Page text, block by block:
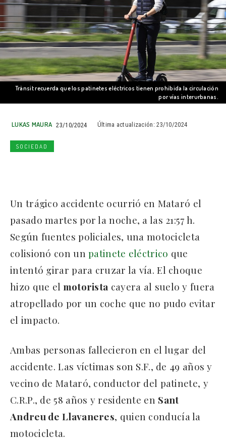
Trànsit recuerda que los patinetes eléctricos tienen prohibida la circulación
por vías interurbanas.
LUKAS MAURA 23/10/2024 Última actualización: 23/10/2024
SOCIEDAD
Un trágico accidente ocurrió en Mataró el
pasado martes por la noche, a las 21:57 h.
Según fuentes policiales, una motocicleta
colisionó con unpatinete eléctrico que
intentó girar para cruzar la vía. El choque
hizo que el motorista cayera al suelo y fuera
atropellado por un coche que no pudo evitar
el impacto.
Ambas personas fallecieron en el lugar del
accidente. Las víctimas son S.F., de 49 años y
vecino de Mataró, conductor del patinete, y
C.R.P., de 58 años y residente en Sant
Andreu de Llavaneres, quien conducía la
motocicleta.